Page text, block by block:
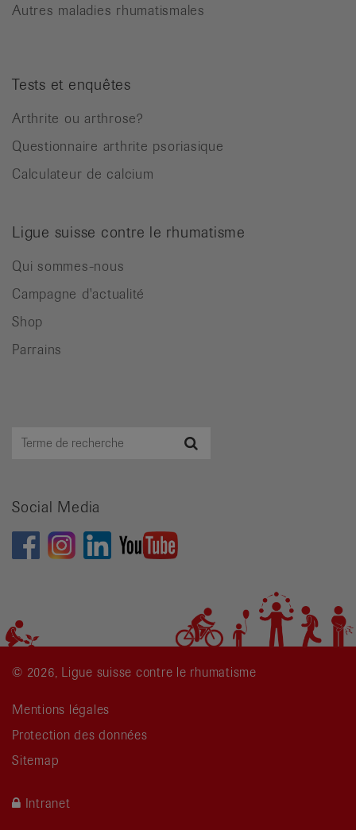
Autres maladies rhumatismales
Tests et enquêtes
Arthrite ou arthrose?
Questionnaire arthrite psoriasique
Calculateur de calcium
Ligue suisse contre le rhumatisme
Qui sommes-nous
Campagne d'actualité
Shop
Parrains
Terme
Social Media
© 2026, Ligue suisse contre le rhumatisme
Mentions légales
Protection des données
Sitemap
Intranet